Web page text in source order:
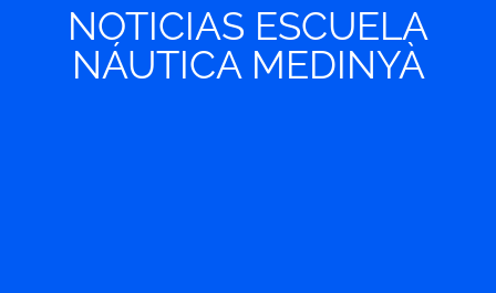
NOTICIAS ESCUELA
NÁUTICA MEDINYÀ